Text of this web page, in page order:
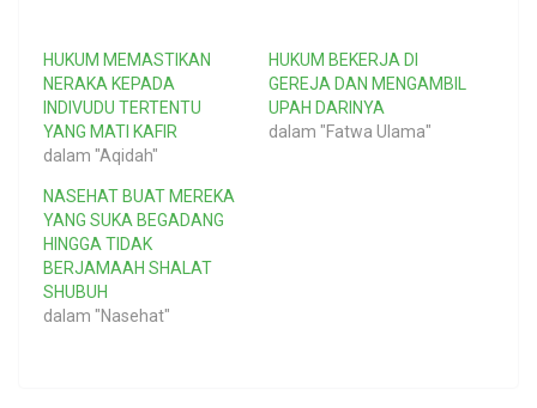
HUKUM MEMASTIKAN
NERAKA KEPADA
INDIVUDU TERTENTU
YANG MATI KAFIR
dalam "Aqidah"
HUKUM BEKERJA DI
GEREJA DAN MENGAMBIL
UPAH DARINYA
dalam "Fatwa Ulama"
NASEHAT BUAT MEREKA
YANG SUKA BEGADANG
HINGGA TIDAK
BERJAMAAH SHALAT
SHUBUH
dalam "Nasehat"